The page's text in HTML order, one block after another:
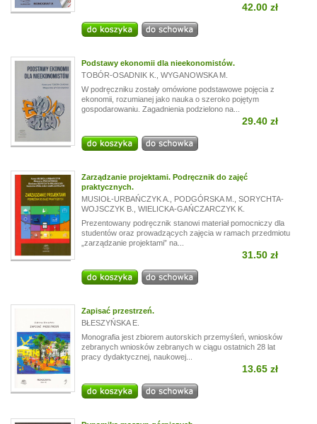
42.00 zł
Podstawy ekonomii dla nieekonomistów.
TOBÓR-OSADNIK K.
WYGANOWSKA M.
W podręczniku zostały omówione podstawowe pojęcia z
ekonomii, rozumianej jako nauka o szeroko pojętym
gospodarowaniu. Zagadnienia podzielono na...
29.40 zł
Zarządzanie projektami. Podręcznik do zajęć
praktycznych.
MUSIOŁ-URBAŃCZYK A.
PODGÓRSKA M.
SORYCHTA-
WOJSCZYK B.
WIELICKA-GAŃCZARCZYK K.
Prezentowany podręcznik stanowi materiał pomocniczy dla
studentów oraz prowadzących zajęcia w ramach przedmiotu
„zarządzanie projektami” na...
31.50 zł
Zapisać przestrzeń.
BŁESZYŃSKA E.
Monografia jest zbiorem autorskich przemyśleń, wniosków
zebranych wniosków zebranych w ciągu ostatnich 28 lat
pracy dydaktycznej, naukowej...
13.65 zł